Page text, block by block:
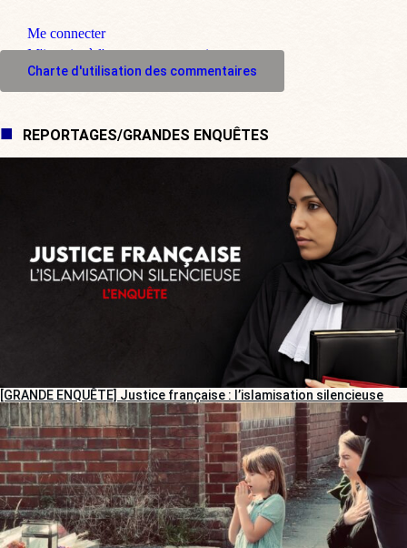
Me connecter
M'inscrire à l'espace commentaire
Charte d'utilisation des commentaires
REPORTAGES/GRANDES ENQUÊTES
[GRANDE ENQUÊTE] Justice française : l’islamisation silencieuse